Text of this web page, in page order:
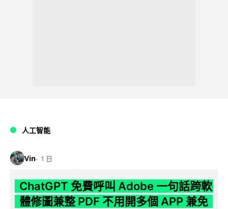
人工智能
Vin 1 日
ChatGPT 免費呼叫 Adobe 一句話跨軟
體修圖兼整 PDF 不用開多個 APP 兼免